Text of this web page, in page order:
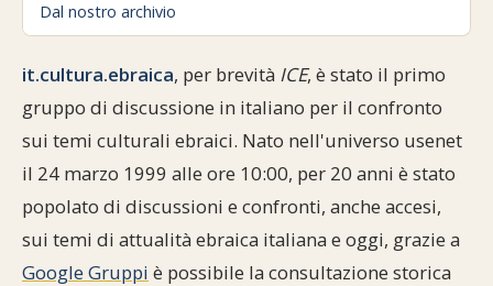
Documenti storici
Mappa del sito
Perle dal Talmud
Umorismo e simpatia
10 comandamenti
Cultura e società
Aspetti di vita ebraica
Storia millenaria
Sbirciamo Eretz Israel
Partecipa Comunità ebraiche
Mangiare casher
Turismo in Italia
it.cultura.ebraica
Dal nostro archivio
it.cultura.ebraica, per brevità ICE, è stato il primo
gruppo di discussione in italiano per il confronto
sui temi culturali ebraici. Nato nell'universo usenet
il 24 marzo 1999 alle ore 10:00, per 20 anni è stato
popolato di discussioni e confronti, anche accesi,
sui temi di attualità ebraica italiana e oggi, grazie a
Google Gruppi è possibile la consultazione storica